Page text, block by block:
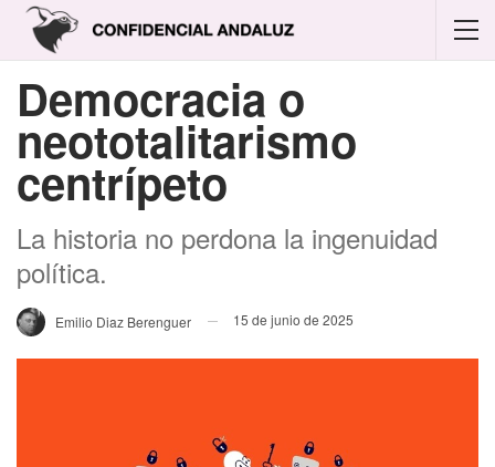
Democracia o
neototalitarismo
centrípeto
La historia no perdona la ingenuidad
política.
Emilio Diaz Berenguer 15 de junio de 2025